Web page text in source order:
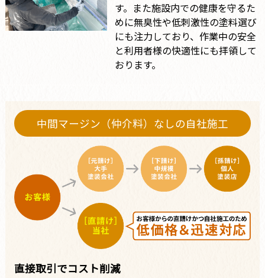
す。また施設内での健康を守るた
めに無臭性や低刺激性の塗料選び
にも注力しており、作業中の安全
と利用者様の快適性にも拝領して
おります。
中間マージン（仲介料）なしの自社施工
直接取引でコスト削減